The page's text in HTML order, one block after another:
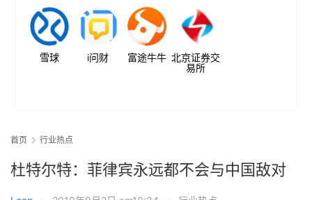
雪球 i问财 富途牛牛 北京证券交
易所
首页 行业热点
杜特尔特：菲律宾永远都不会与中国敌对